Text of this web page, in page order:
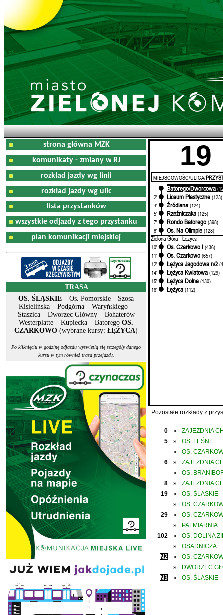
strona główna MZK
komunikaty - zmiany w RJ
rozkład jazdy wg linii
rozkład jazdy wg ulic
lista przystanków
wszystkie odjazdy z tego przystanku
plan komunikacji miejskiej
TRASA
OS. ŚLĄSKIE – Os. Pomorskie – Szosa
Kisielińska – Podgórna – Waryńskiego –
Staszica – Dworzec Główny – Bohaterów
Westerplatte – Kupiecka – Batorego OS.
CZARKOWO (wybrane kursy: ŁĘŻYCA)
Po kliknięciu w godzinę odjazdu wyświetlą się szczegóły danego
kursu w tym również trasa przejazdu.
19
MIEJSCOWOŚĆ/ULICA/
Batorego/Dworcowa
2'
Liceum Plastyczne (123)
4'
Źródlana (124)
5'
Rzeźniczaka (125)
7'
Rondo Batorego (398)
8'
Os. Na Olimpie (128)
Zielona Góra - Łężyca
10' Os. Czarkowo I (436)
11'
Os. Czarkowo (657)
12'
Łężyca Jagodowa n/ż
14'
Łężyca Kwiatowa (129)
15'
Łężyca Dolna (130)
16'
Łężyca (112)
Pozostałe rozkłady z
0 »
ZAJEZDNIA
5
» OS. LEŚNE
»
OS.
6
» ZAJEZDNIA
»
OS.
8
»
ZAJEZDNIA
19
» OS. ŚLĄSKIE
»
OS.
29
» OS.
»
PALMIARNIA
102
» OS. DOLINA
»
OSADNICZA
N2
» OS.
»
DWORZEC
N3
» OS. ŚLĄSKIE